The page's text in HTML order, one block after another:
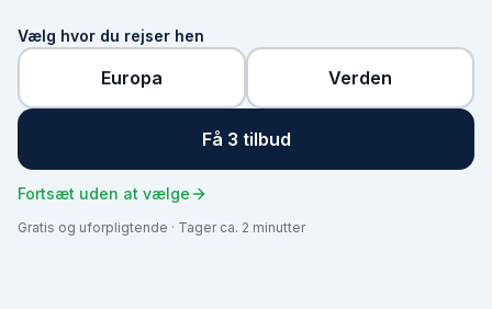
Vælg hvor du rejser hen
Europa Verden
Få 3 tilbud
Fortsæt uden at vælge
Gratis og uforpligtende · Tager ca. 2 minutter